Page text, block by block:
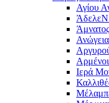
Αγίου
Άδελε
Άμνατος
Ανώγεια
Αρμένοι
Ιερά